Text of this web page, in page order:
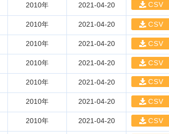
2010年 2021-04-20 CSV
2010年 2021-04-20 CSV
2010年 2021-04-20 CSV
2010年 2021-04-20 CSV
2010年 2021-04-20 CSV
2010年 2021-04-20 CSV
2010年 2021-04-20 CSV